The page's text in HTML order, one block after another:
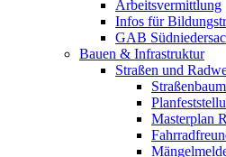
Arbeitsvermittlung
Infos für
GAB
Bauen & Infrastruktur
Straßen und
Masterplan